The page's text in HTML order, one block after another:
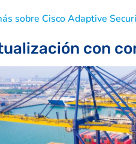
sobre Cisco Adaptive
con